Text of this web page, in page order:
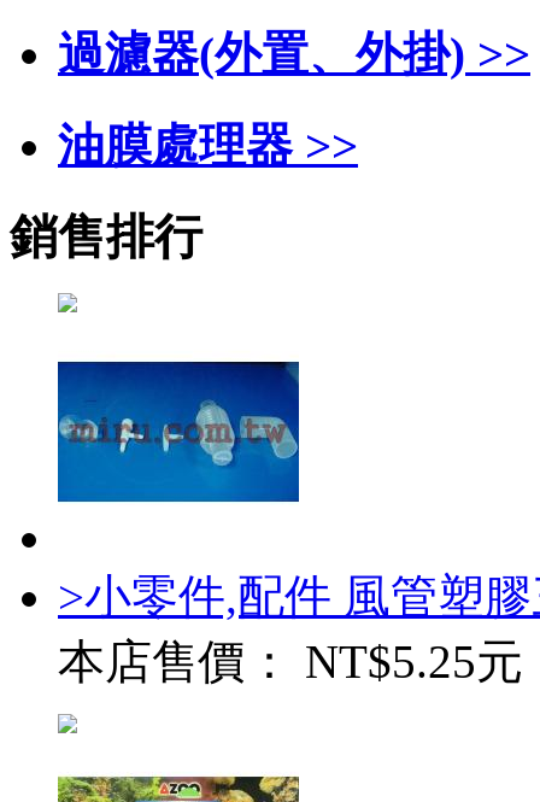
過濾器(外置、外掛) >>
油膜處理器 >>
銷售排行
>小零件,配件 風管塑
本店售價： NT$5.25元